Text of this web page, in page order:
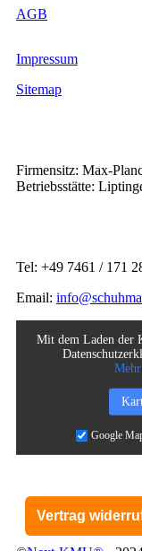
AGB
Impressum
Sitemap
Firmensitz: Max-
Betriebsstätte:
Tel: +49 7461 / 171
Email:
Mit dem Laden der
Google
Vertrag